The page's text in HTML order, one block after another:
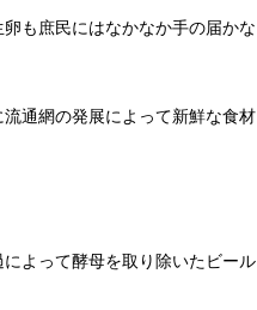
も庶民にはなかなか手の届かな
通網の発展によって新鮮な食材
よって酵母を取り除いたビール